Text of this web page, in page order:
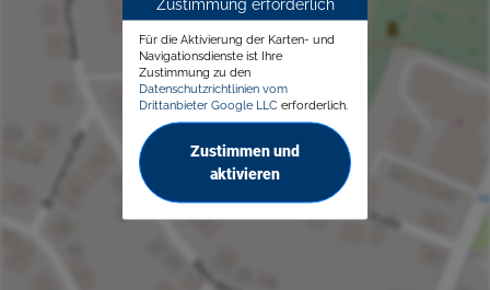
Zustimmung erforderlich
Für die Aktivierung der Karten- und
Navigationsdienste ist Ihre
Zustimmung zu den
Datenschutzrichtlinien vom
Drittanbieter Google LLC erforderlich.
Zustimmen und
aktivieren